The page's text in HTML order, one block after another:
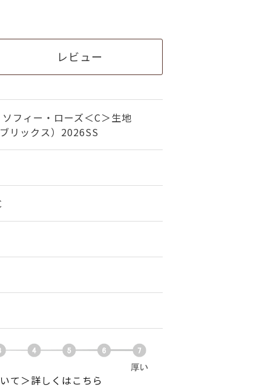
レビュー
フィー・ローズ＜C＞生地
リックス）2026SS
て＞詳しくはこちら